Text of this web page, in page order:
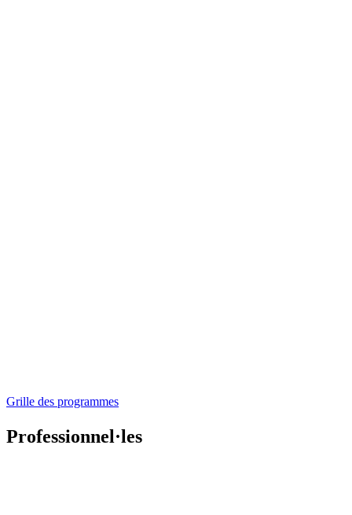
Grille des programmes
Professionnel·les